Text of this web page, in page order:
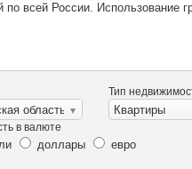
по всей России. Использование
область
Тип
Квартиры
в валюте
доллары
евро